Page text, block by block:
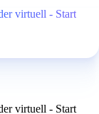
virtuell - Start
virtuell - Start